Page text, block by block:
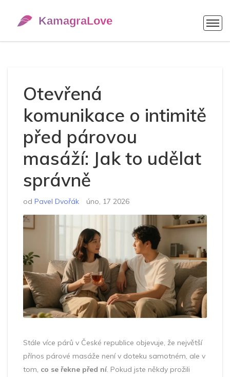
Otevřená
komunikace o intimitě
před párovou
masáží: Jak to udělat
správně
od Pavel Dvořák úno, 17 2026
Stále více párů v České republice objevuje, že největší
přínos párové masáže není v doteku samotném, ale v
tom, co se řekne před ní. Pokud jste někdy prožili